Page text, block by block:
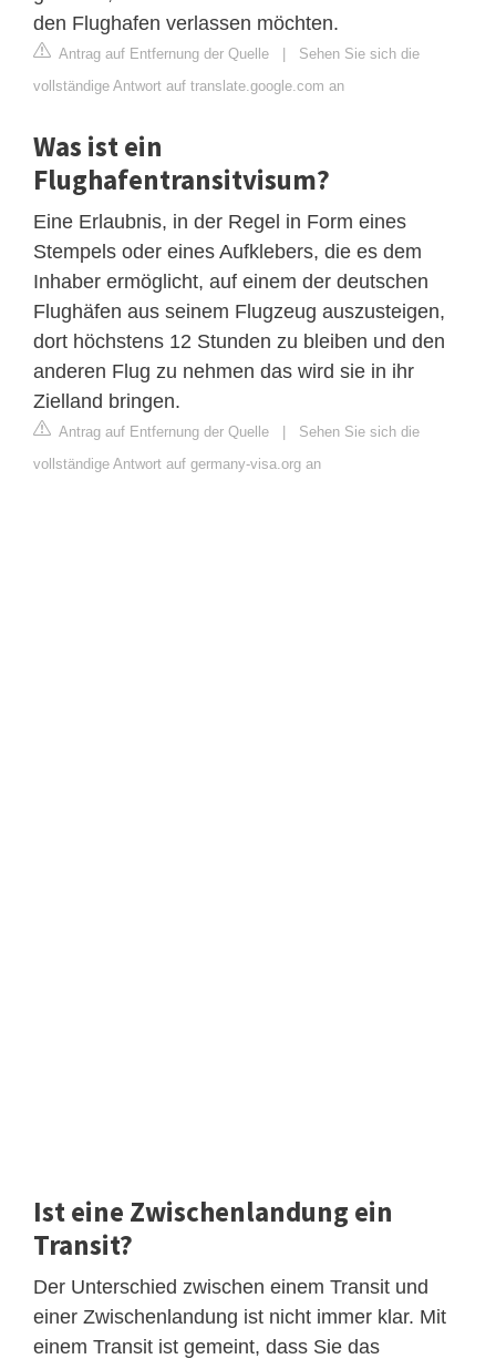
den Flughafen verlassen möchten.
Antrag auf Entfernung der Quelle | Sehen Sie sich die
vollständige Antwort auf translate.google.com an
Was ist ein
Flughafentransitvisum?
Eine Erlaubnis, in der Regel in Form eines
Stempels oder eines Aufklebers, die es dem
Inhaber ermöglicht, auf einem der deutschen
Flughäfen aus seinem Flugzeug auszusteigen,
dort höchstens 12 Stunden zu bleiben und den
anderen Flug zu nehmen das wird sie in ihr
Zielland bringen.
Antrag auf Entfernung der Quelle | Sehen Sie sich die
vollständige Antwort auf germany-visa.org an
Ist eine Zwischenlandung ein
Transit?
Der Unterschied zwischen einem Transit und
einer Zwischenlandung ist nicht immer klar. Mit
einem Transit ist gemeint, dass Sie das